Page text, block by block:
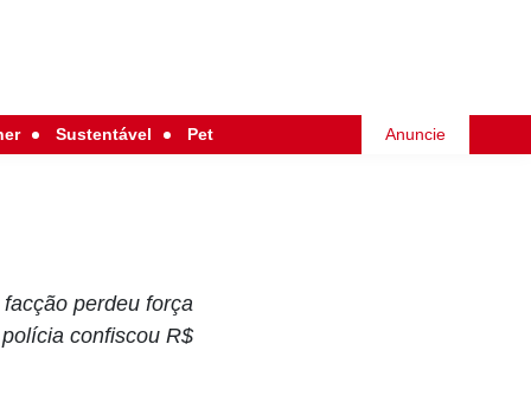
Sustentável Pet Anuncie
perdeu força
confiscou R$